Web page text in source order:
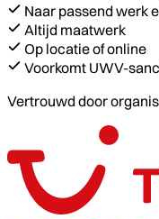
Naar passend werk
Altijd maatwerk
Op locatie of online
Voorkomt UWV-
Vertrouwd door